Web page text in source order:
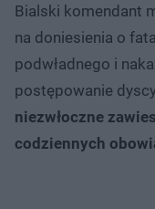
Bialski komendant
na doniesienia o
podwładnego i
postępowanie
niezwłoczne
codziennych